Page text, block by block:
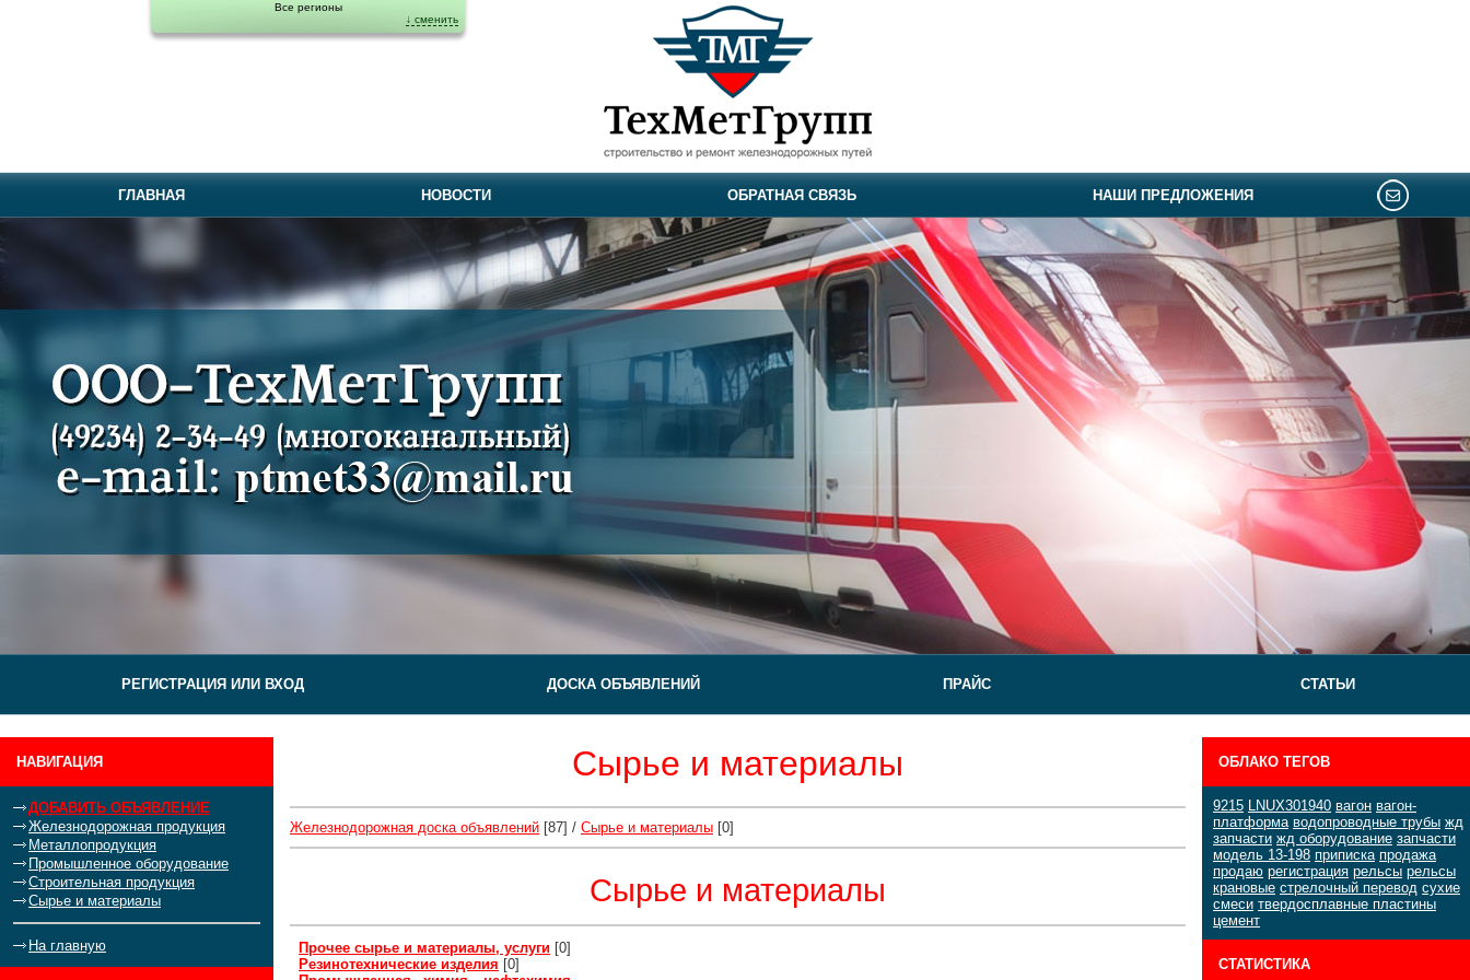
Все регионы
↓ сменить
ГЛАВНАЯ НОВОСТИ ОБРАТНАЯ СВЯЗЬ НАШИ ПРЕДЛОЖЕНИЯ
РЕГИСТРАЦИЯ ИЛИ ВХОД ДОСКА ОБЪЯВЛЕНИЙ ПРАЙС СТАТЬИ
НАВИГАЦИЯ
ДОБАВИТЬ ОБЪЯВЛЕНИЕ
Железнодорожная продукция
Металлопродукция
Промышленное оборудование
Строительная продукция
Сырье и материалы
На главную
ОБЛАКО ТЕГОВ
9215 LNUX301940 вагон вагон-
платформа водопроводные трубы жд
запчасти жд оборудование запчасти
модель 13-198 приписка продажа
продаю регистрация рельсы рельсы
крановые стрелочный перевод сухие
смеси твердосплавные пластины
цемент
СТАТИСТИКА
Сырье и материалы
Железнодорожная доска объявлений [87] / Сырье и материалы [0]
Сырье и материалы
Прочее сырье и материалы, услуги [0]
Резинотехнические изделия [0]